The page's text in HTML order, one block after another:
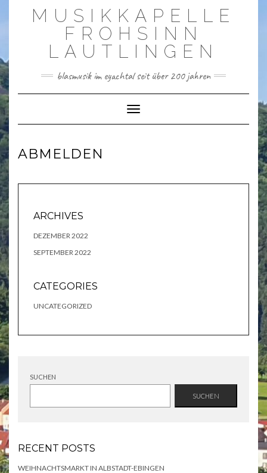
MUSIKKAPELLE
FROHSINN
LAUTLINGEN
blasmusik im eyachtal seit über 200 jahren
Toggle Navigation
ABMELDEN
ARCHIVES
DEZEMBER 2022
SEPTEMBER 2022
CATEGORIES
UNCATEGORIZED
SUCHEN
SUCHEN
RECENT POSTS
WEIHNACHTSMARKT IN ALBSTADT-EBINGEN